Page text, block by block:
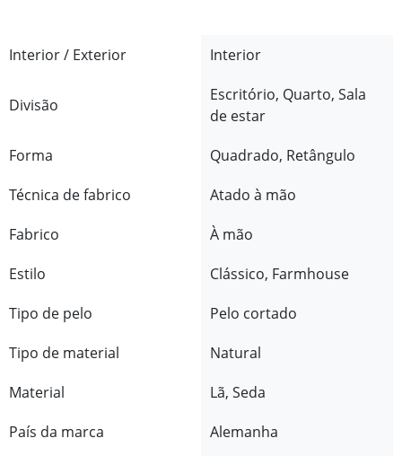
Interior / Exterior Interior
Divisão
Escritório, Quarto, Sala
de estar
Forma
Quadrado, Retângulo
Técnica de fabrico
Atado à mão
Fabrico
À mão
Estilo
Clássico, Farmhouse
Tipo de pelo
Pelo cortado
Tipo de material
Natural
Material
Lã, Seda
País da marca
Alemanha